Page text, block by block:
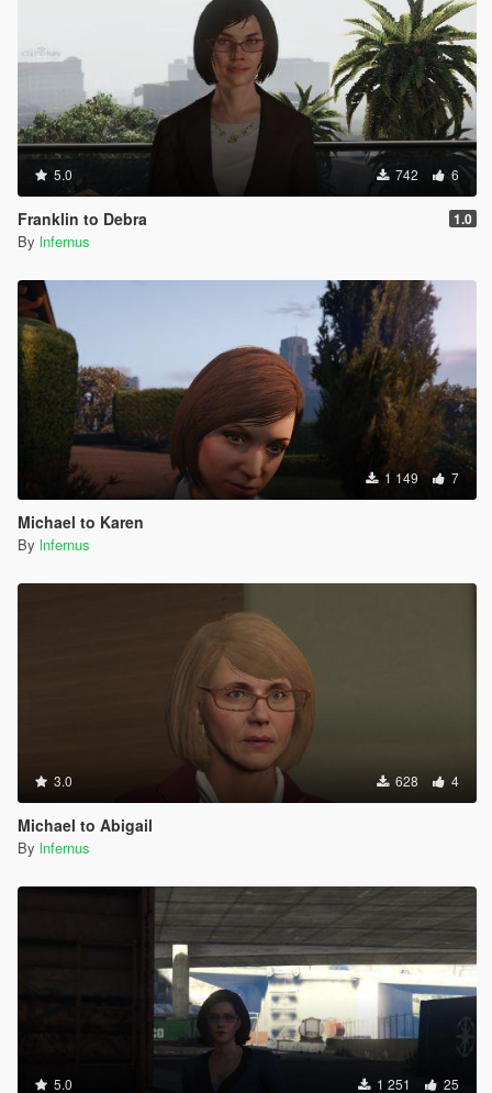
5.0 742 6
Franklin to Debra 1.0
By lnfernus
1 149 7
Michael to Karen
By lnfernus
3.0 628 4
Michael to Abigail
By lnfernus
5.0 1 251 25